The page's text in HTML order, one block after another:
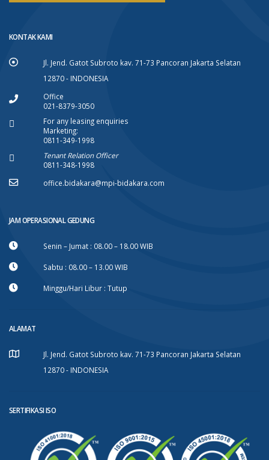
KONTAK KAMI
Jl. Jend. Gatot Subroto kav. 71-73 Pancoran Jakarta Selatan
12870 - INDONESIA
Office
021-8379-3050
For any leasing enquiries
Marketing:
0811-349-1998
Tenant Relation Officer
0811-348-1998
office.bidakara@mpi-bidakara.com
JAM OPERASIONAL GEDUNG
Senin – Jumat : 08.00 – 18.00 WIB
Sabtu : 08.00 – 13.00 WIB
Minggu/Hari Libur : Tutup
ALAMAT
Jl. Jend. Gatot Subroto kav. 71-73 Pancoran Jakarta Selatan
12870 - INDONESIA
SERTIFIKASI ISO